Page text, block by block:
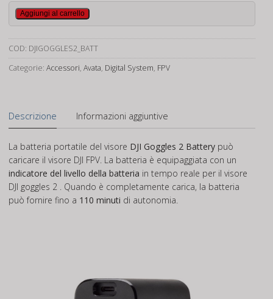
DJI
Goggles
2
Battery
quantità
Aggiungi al carrello
COD: DJIGOGGLES2_BATT
Categorie: Accessori, Avata, Digital System, FPV
Descrizione Informazioni aggiuntive
La batteria portatile del visore DJI Goggles 2 Battery può
caricare il visore DJI FPV. La batteria è equipaggiata con un
indicatore del livello della batteria in tempo reale per il visore
DJI goggles 2 . Quando è completamente carica, la batteria
può fornire fino a 110 minuti di autonomia.